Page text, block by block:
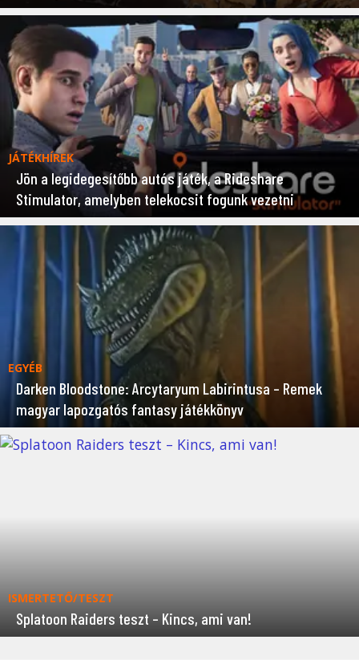
JÁTÉKHÍREK
Jön a legidegesítőbb autós játék, a Rideshare
Stimulator, amelyben telekocsit fogunk vezetni
EGYÉB
Darken Bloodstone: Arcytaryum Labirintusa – Remek
magyar lapozgatós fantasy játékkönyv
ISMERTETŐ/TESZT
Splatoon Raiders teszt – Kincs, ami van!